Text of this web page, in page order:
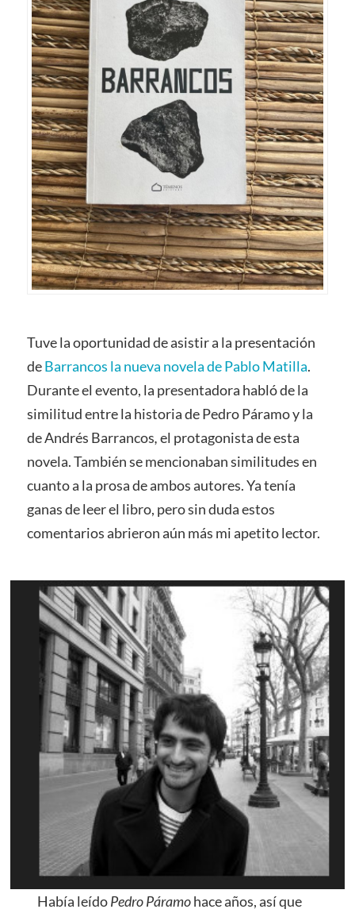
Tuve la oportunidad de asistir a la presentación
deBarrancos la nueva novela de Pablo Matilla.
Durante el evento, la presentadora habló de la
similitud entre la historia de Pedro Páramo y la
de Andrés Barrancos,el protagonista de esta
novela. También se mencionaban similitudes en
cuanto a la prosa de ambos autores. Ya tenía
ganas de leer el libro, pero sin duda estos
comentarios abrieron aún más mi apetito lector.
Había leídoPedro Páramohace años, así que